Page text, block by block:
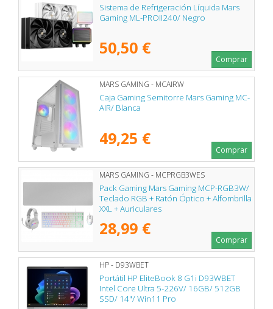
Sistema de Refrigeración Líquida Mars
Gaming ML-PROII240/ Negro
50,50 €
Comprar
MARS GAMING - MCAIRW
Caja Gaming Semitorre Mars Gaming MC-
AIR/ Blanca
49,25 €
Comprar
MARS GAMING - MCPRGB3WES
Pack Gaming Mars Gaming MCP-RGB3W/
Teclado RGB + Ratón Óptico + Alfombrilla
XXL + Auriculares
28,99 €
Comprar
HP - D93WBET
Portátil HP EliteBook 8 G1i D93WBET
Intel Core Ultra 5-226V/ 16GB/ 512GB
SSD/ 14"/ Win11 Pro